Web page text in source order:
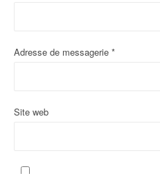
Adresse de messagerie *
Site web